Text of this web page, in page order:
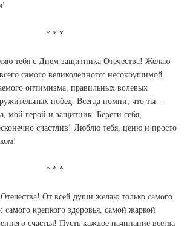
тебя с Днем защитника Отечества! Желаю
самого великолепного: несокрушимой
оптимизма, правильных волевых
побед. Всегда помни, что ты –
мой герой и защитник. Береги себя,
счастлив! Люблю тебя, ценю и просто
От всей души желаю только самого
крепкого здоровья, самой жаркой
счастья! Пусть каждое начинание всегда